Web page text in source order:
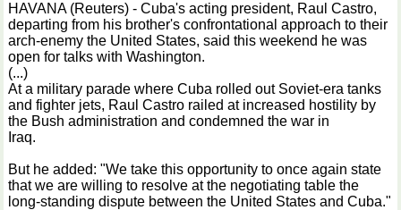
HAVANA (Reuters) - Cuba's acting president, Raul Castro,
departing from his brother's confrontational approach to their
arch-enemy the United States, said this weekend he was
open for talks with Washington.
(...)
At a military parade where Cuba rolled out Soviet-era tanks
and fighter jets, Raul Castro railed at increased hostility by
the Bush administration and condemned the war in
Iraq.
But he added: "We take this opportunity to once again state
that we are willing to resolve at the negotiating table the
long-standing dispute between the United States and Cuba."